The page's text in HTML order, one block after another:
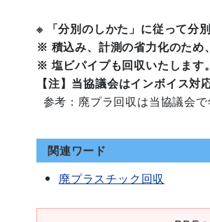
※ 「分別のしかた」に従って分
※ 積込み、計測の省力化のため
※ 塩ビパイプも回収いたします
【注】当協議会はインボイス対
参考：廃プラ回収は当協議会
関連ワード
廃プラスチック回収